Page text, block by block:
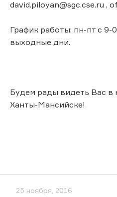
david.piloyan@sgc.cse.ru ,
График работы: пн-пт с 9-
выходные дни.
Будем рады видеть Вас в
Ханты-Мансийске!
25 ноября, 2016